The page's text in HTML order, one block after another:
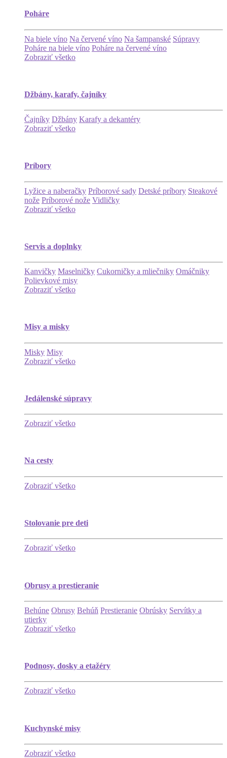
Poháre
Na biele víno Na červené víno Na šampanské Súpravy
Poháre na biele víno Poháre na červené víno
Zobraziť všetko
Džbány, karafy, čajníky
Čajníky Džbány Karafy a dekantéry
Zobraziť všetko
Príbory
Lyžice a naberačky Príborové sady Detské príbory Steakové
nože Príborové nože Vidličky
Zobraziť všetko
Servis a doplnky
Kanvičky Maselničky Cukorničky a mliečniky Omáčniky
Polievkové misy
Zobraziť všetko
Misy a misky
Misky Misy
Zobraziť všetko
Jedálenské súpravy
Zobraziť všetko
Na cesty
Zobraziť všetko
Stolovanie pre deti
Zobraziť všetko
Obrusy a prestieranie
Behúne Obrusy Behúň Prestieranie Obrúsky Servítky a
utierky
Zobraziť všetko
Podnosy, dosky a etažéry
Zobraziť všetko
Kuchynské misy
Zobraziť všetko